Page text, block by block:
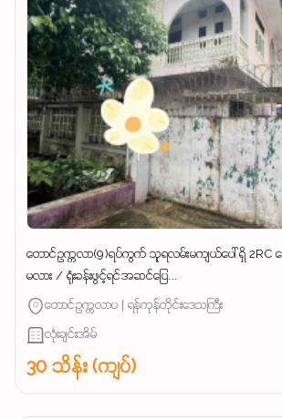
တောင်ဥက္ကလာ(9)ရပ်ကွက် သူရလမ်းမကျယ်ပေါ် ရှိ 2RC လေးဌားပါမည် လူနေ
မလား / ရုံးခန်းဖွင့်ရင်အဆင်ပြေ...
တောင်ဥက္ကလာပ | ရန်ကုန်တိုင်းဒေသကြီး
လုံးချင်းအိမ်
30 သိန်း (ကျပ်)